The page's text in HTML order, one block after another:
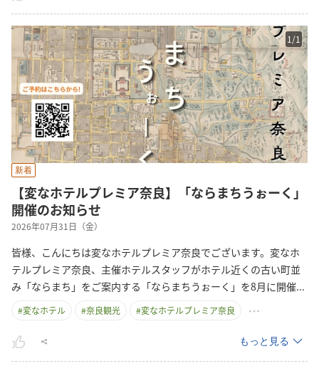
1 /1
新着
【変なホテルプレミア奈良】「ならまちうぉーく」
開催のお知らせ
2026年07月31日（金）
皆様、こんにちは変なホテルプレミア奈良でございます。変なホ
テルプレミア奈良、主催ホテルスタッフがホテル近くの古い町並
み「ならまち」をご案内する「ならまちうぉーく」を8月に開催...
#変なホテル #奈良観光 #変なホテルプレミア奈良
もっと見る